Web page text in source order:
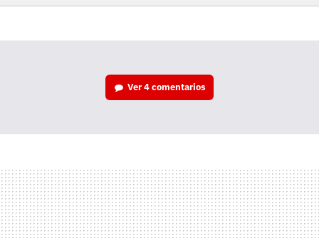
FacebookTwitterFlipboard
E-
Whatsapp
Ver4 comentarios